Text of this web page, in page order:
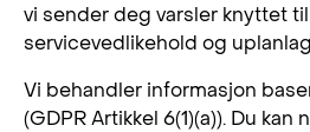
vi sender deg varsler knyttet
servicevedlikehold og
Vi behandler informasjon
(GDPR Artikkel 6(1)(a)). Du